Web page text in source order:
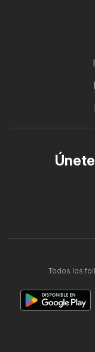
Todos los